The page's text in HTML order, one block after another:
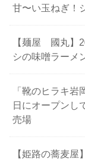
甘〜い玉ねぎ！
【麺屋 國丸】
シの味噌ラーメ
「靴のヒラキ
日にオープンし
売場
【姫路の蕎麦